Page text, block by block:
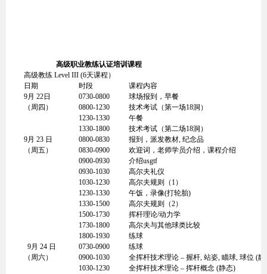
高级职业教练认证培训课程
高级教练 Level III (6天课程）
日期
时段
课程内容
9月 22日
0730-0800
球场报到，早餐
（周四）
0800-1230
技术考试（第一场18洞）
1230-1330
午餐
1330-1800
技术考试（第二场18洞）
9月 23 日
0800-0830
报到，派发教材, 纪念品
（周五）
0830-0900
欢迎词，老师学员介绍，课程介绍
0900-0930
介绍usgtf
0930-1030
高尔夫礼仪
1030-1230
高尔夫规则（1）
1230-1330
午饭，录像(打轮胎)
1330-1500
高尔夫规则（2）
1500-1730
挥杆理论/动力学
1730-1800
高尔夫与其他球类比较
1800-1930
练球
9月 24 日
0730-0900
练球
（周六）
0900-1030
全挥杆技术理论 – 握杆, 站姿, 瞄球, 球位 (静
1030-1230
全挥杆技术理论 – 挥杆概念 (静态)